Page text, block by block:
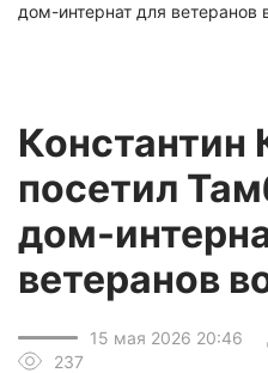
дом-интернат для ветеранов
Константин
посетил
дом-
ветеранов
15 мая 2026 20:46
237